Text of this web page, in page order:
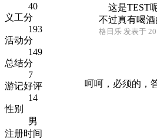
40
义工分
193
活动分
149
总结分
7
游记好评
14
性别
男
注册时间
这是TEST
不过真有喝
格日乐 发表于
呵呵，必须的，